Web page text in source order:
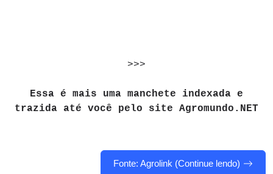
>>>
Essa é mais uma manchete indexada e
trazida até você pelo site Agromundo.NET
Fonte: Agrolink (Continue lendo)